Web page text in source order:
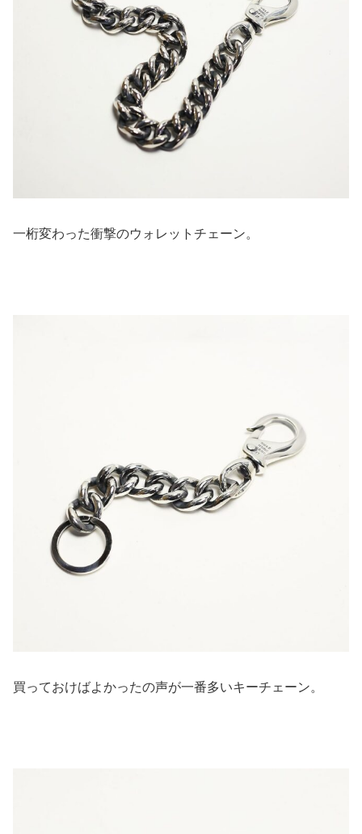
一桁変わった衝撃のウォレットチェーン。
買っておけばよかったの声が一番多いキーチェーン。